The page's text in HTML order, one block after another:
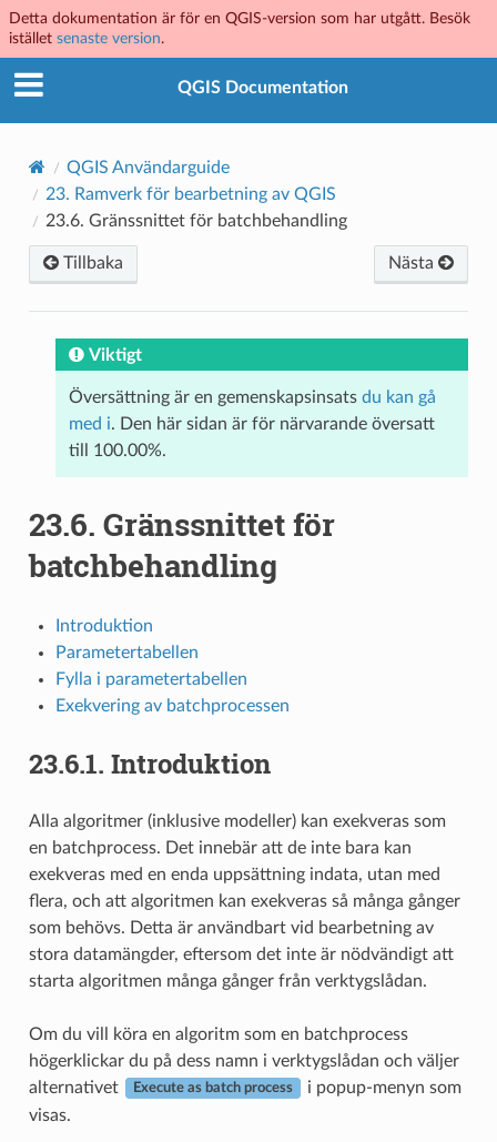
Detta dokumentation är för en QGIS-version som har utgått. Besök
istället senaste version.
QGIS Documentation
QGIS Användarguide
23. Ramverk för bearbetning av QGIS
23.6. Gränssnittet för batchbehandling
Tillbaka Nästa
Viktigt
Översättning är en gemenskapsinsats du kan gå
med i. Den här sidan är för närvarande översatt
till 100.00%.
23.6. Gränssnittet för
batchbehandling
Introduktion
Parametertabellen
Fylla i parametertabellen
Exekvering av batchprocessen
23.6.1. Introduktion
Alla algoritmer (inklusive modeller) kan exekveras som
en batchprocess. Det innebär att de inte bara kan
exekveras med en enda uppsättning indata, utan med
flera, och att algoritmen kan exekveras så många gånger
som behövs. Detta är användbart vid bearbetning av
stora datamängder, eftersom det inte är nödvändigt att
starta algoritmen många gånger från verktygslådan.
Om du vill köra en algoritm som en batchprocess
högerklickar du på dess namn i verktygslådan och väljer
alternativet
Execute as batch process
i popup-menyn som
visas.